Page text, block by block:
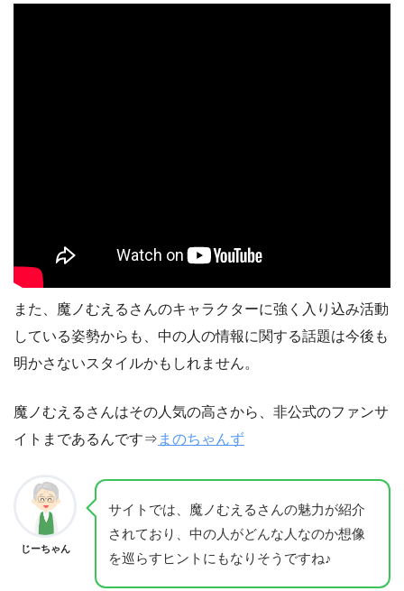
また、魔ノむえるさんのキャラクターに強く入り込み活動
している姿勢からも、中の人の情報に関する話題は今後も
明かさないスタイルかもしれません。
魔ノむえるさんはその人気の高さから、非公式のファンサ
イトまであるんです⇒ まのちゃんず
じーちゃん
サイトでは、魔ノむえるさんの魅力が紹介
されており、中の人がどんな人なのか想像
を巡らすヒントにもなりそうですね♪